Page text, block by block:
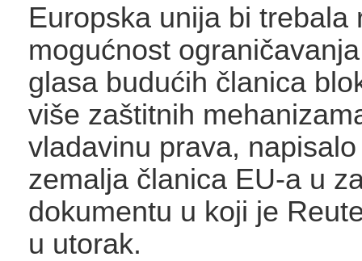
Europska unija bi trebala
mogućnost
glasa budućih članica
više zaštitnih
vladavinu prava,
zemalja članica EU-a u
dokumentu u koji je
u utorak.